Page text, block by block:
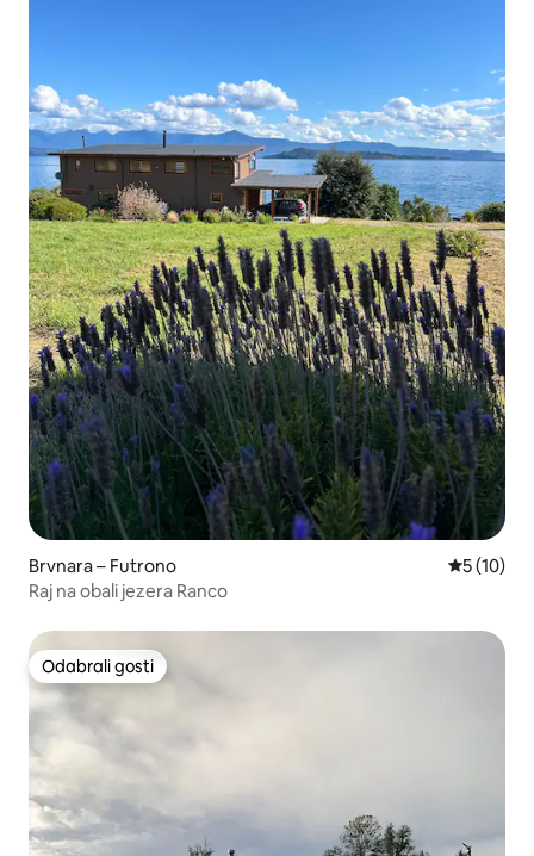
Brvnara – Futrono Prosječna
5 (10)
Raj na obali jezera Ranco
Odabrali gosti
Odabrali gosti